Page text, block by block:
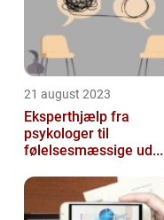
21 august 2023
Eksperthjælp fra
psykologer til
følelsesmæssige ud...